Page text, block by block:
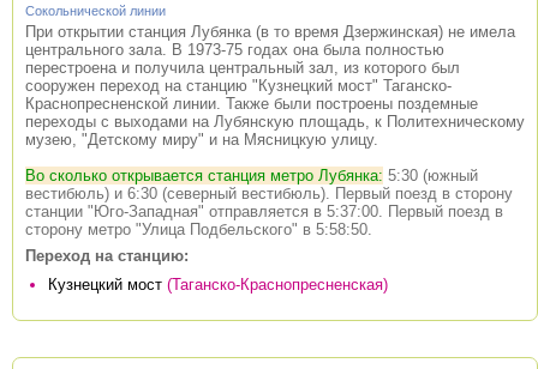
Сокольнической линии
При открытии станция Лубянка (в то время Дзержинская) не имела
центрального зала. В 1973-75 годах она была полностью
перестроена и получила центральный зал, из которого был
сооружен переход на станцию "Кузнецкий мост" Таганско-
Краснопресненской линии. Также были построены поздемные
переходы с выходами на Лубянскую площадь, к Политехническому
музею, "Детскому миру" и на Мясницкую улицу.
Во сколько открывается станция метро Лубянка: 5:30 (южный
вестибюль) и 6:30 (северный вестибюль). Первый поезд в сторону
станции "Юго-Западная" отправляется в 5:37:00. Первый поезд в
сторону метро "Улица Подбельского" в 5:58:50.
Переход на станцию:
Кузнецкий мост(Таганско-Краснопресненская)